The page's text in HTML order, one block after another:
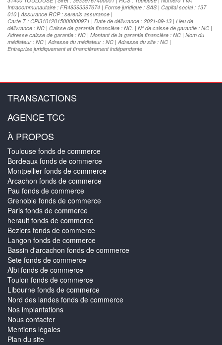
Intracommunautaire : FR48393397674 | Forme juridique : SAS | Capital social : 137
010 | Assurance RCP : serenis assurance |
Carte T : CPI31012015000000971 | Date de délivrance : 2021-09-13 | Lieu de
délivrance : NC | Caisse de garantie financière : NC. | N° de caisse de garantie : NC |
Adresse caisse de garantie : NC | Montant de la garantie financière : NC | Nom du
médiateur : NC | Adresse du médiateur : NC | Adresse du site : NC |
Entreprise juridiquement et financièrement indépendante
TRANSACTIONS
AGENCE TCC
À PROPOS
Toulouse fonds de commerce
Bordeaux fonds de commerce
Montpellier fonds de commerce
Arcachon fonds de commerce
Pau fonds de commerce
Grenoble fonds de commerce
Paris fonds de commerce
herault fonds de commerce
Beziers fonds de commerce
Langon fonds de commerce
Bassin d'arcachon fonds de commerce
Sete fonds de commerce
Albi fonds de commerce
Toulon fonds de commerce
Libourne fonds de commerce
Nord des landes fonds de commerce
Nos implantations
Nous contacter
Mentions légales
Plan du site